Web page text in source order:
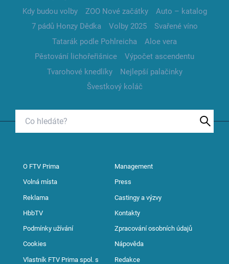
Kdy budou volby
ZOO Nové začátky
Auto – katalog
7 pádů Honzy Dědka
Volby 2025
Svařené víno
Tatarák podle Pohlreicha
Aloe vera
Pěstování lichořeřišnice
Výpočet ascendentu
Tvarohové knedlíky
Nejlepší palačinky
Švestkový koláč
O FTV Prima Management
Volná místa Press
Reklama Castingy a výzvy
HbbTV Kontakty
Podmínky užívání Zpracování osobních údajů
Cookies Nápověda
Vlastník FTV Prima spol. s Redakce